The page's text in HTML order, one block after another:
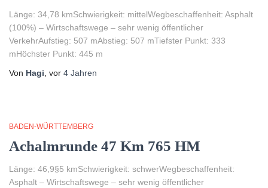
Länge: 34,78 kmSchwierigkeit: mittelWegbeschaffenheit: Asphalt
(100%) – Wirtschaftswege – sehr wenig öffentlicher
VerkehrAufstieg: 507 mAbstieg: 507 mTiefster Punkt: 333
mHöchster Punkt: 445 m
Von Hagi , vor 4 Jahren
BADEN-WÜRTTEMBERG
Achalmrunde 47 Km 765 HM
Länge: 46,9§5 kmSchwierigkeit: schwerWegbeschaffenheit:
Asphalt – Wirtschaftswege – sehr wenig öffentlicher